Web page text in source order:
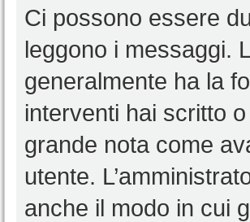
Ci possono essere
leggono i messaggi.
generalmente ha la
interventi hai scritto
grande nota come
utente.
anche il modo in cui